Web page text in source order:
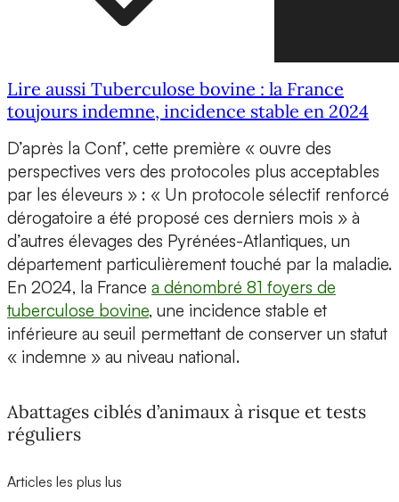
Lire aussi Tuberculose bovine : la France
toujours indemne, incidence stable en 2024
D’après la Conf’, cette première « ouvre des
perspectives vers des protocoles plus acceptables
par les éleveurs » : « Un protocole sélectif renforcé
dérogatoire a été proposé ces derniers mois » à
d’autres élevages des Pyrénées-Atlantiques, un
département particulièrement touché par la maladie.
En 2024, la France a dénombré 81 foyers de
tuberculose bovine, une incidence stable et
inférieure au seuil permettant de conserver un statut
« indemne » au niveau national.
Abattages ciblés d’animaux à risque et tests
réguliers
Articles les plus lus